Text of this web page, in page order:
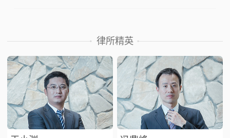
律所精英